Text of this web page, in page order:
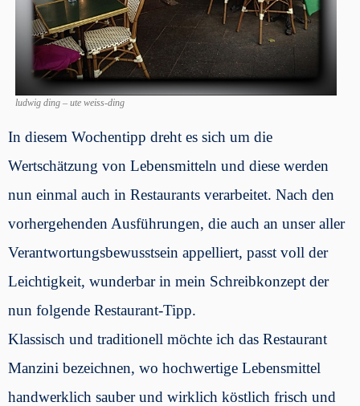
ludwig ding – ute weiss-ding
In diesem Wochentipp dreht es sich um die
Wertschätzung von Lebensmitteln und diese werden
nun einmal auch in Restaurants verarbeitet. Nach den
vorhergehenden Ausführungen, die auch an unser aller
Verantwortungsbewusstsein appelliert, passt voll der
Leichtigkeit, wunderbar in mein Schreibkonzept der
nun folgende Restaurant-Tipp.
Klassisch und traditionell möchte ich das Restaurant
Manzini bezeichnen, wo hochwertige Lebensmittel
handwerklich sauber und wirklich köstlich frisch und